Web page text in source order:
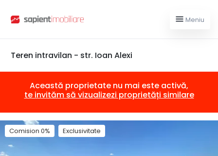
Meniu
Teren intravilan - str. Ioan Alexi
Această proprietate nu mai este activă,
te invităm să vizualizezi proprietăți similare
Comision 0% Exclusivitate